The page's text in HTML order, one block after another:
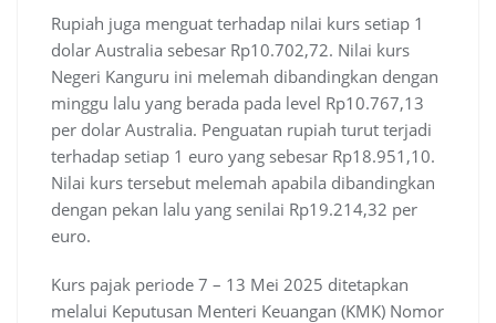
Rupiah juga menguat terhadap nilai kurs setiap 1
dolar Australia sebesar Rp10.702,72. Nilai kurs
Negeri Kanguru ini melemah dibandingkan dengan
minggu lalu yang berada pada level Rp10.767,13
per dolar Australia. Penguatan rupiah turut terjadi
terhadap setiap 1 euro yang sebesar Rp18.951,10.
Nilai kurs tersebut melemah apabila dibandingkan
dengan pekan lalu yang senilai Rp19.214,32 per
euro.
Kurs pajak periode 7 – 13 Mei 2025 ditetapkan
melalui Keputusan Menteri Keuangan (KMK) Nomor